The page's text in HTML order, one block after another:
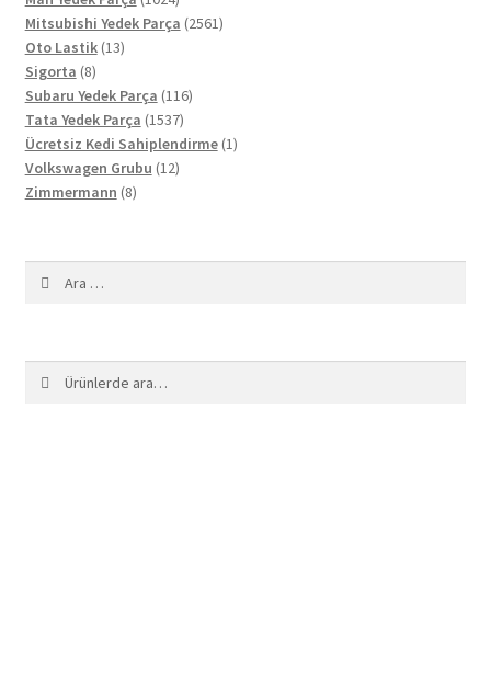
ürün
Mitsubishi Yedek Parça 25612561
Oto Lastik 1313
Sigorta 88
ürün
Subaru Yedek Parça 116116
Tata Yedek Parça 15371537
ürün
Ücretsiz Kedi Sahiplendirme 11
Volkswagen Grubu 1212
Zimmermann 88